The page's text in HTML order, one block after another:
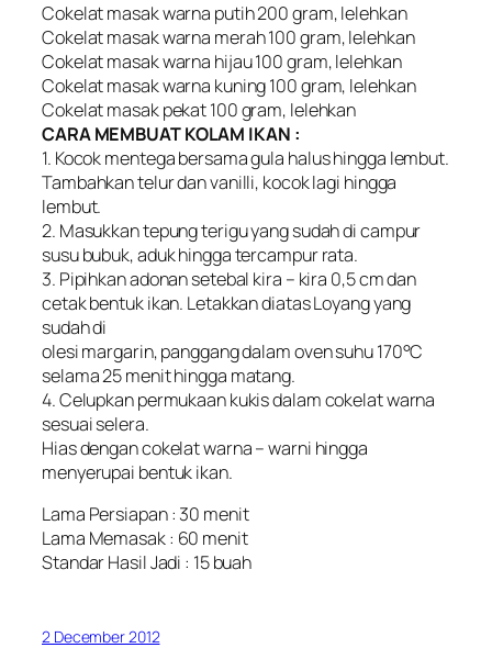
Cokelat masak warna putih 200 gram, lelehkan
Cokelat masak warna merah 100 gram, lelehkan
Cokelat masak warna hijau 100 gram, lelehkan
Cokelat masak warna kuning 100 gram, lelehkan
Cokelat masak pekat 100 gram, lelehkan
CARA MEMBUAT KOLAM IKAN :
1. Kocok mentega bersama gula halus hingga lembut.
Tambahkan telur dan vanilli, kocok lagi hingga
lembut.
2. Masukkan tepung terigu yang sudah di campur
susu bubuk, aduk hingga tercampur rata.
3. Pipihkan adonan setebal kira – kira 0,5 cm dan
cetak bentuk ikan. Letakkan diatas Loyang yang
sudah di
olesi margarin, panggang dalam oven suhu 170°C
selama 25 menit hingga matang.
4. Celupkan permukaan kukis dalam cokelat warna
sesuai selera.
Hias dengan cokelat warna – warni hingga
menyerupai bentuk ikan.
Lama Persiapan : 30 menit
Lama Memasak : 60 menit
Standar Hasil Jadi : 15 buah
2 December 2012